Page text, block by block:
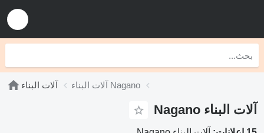
آلات البناء آلات البناء Nagano
آلات البناء Nagano